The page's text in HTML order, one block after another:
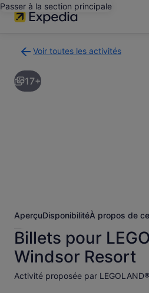
Passer à la section principale
Voir toutes les activités
à
la
page
17+
AperçuDisponibilitéÀ propos de
Billets pour
Windsor Resort
Activité proposée par LEGOLAND®